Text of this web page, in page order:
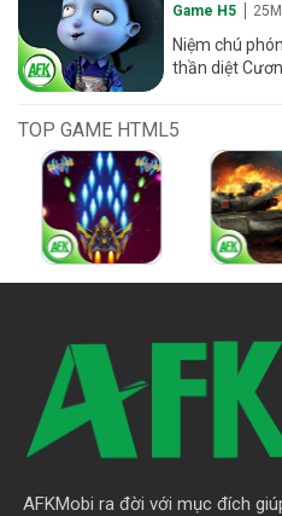
Game H5
Niệm chú
thần diệt
TOP GAME HTML5
AFKMobi ra đời với mục đích